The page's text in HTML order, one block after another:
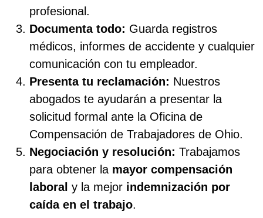
profesional.
Documenta todo: Guarda registros
médicos, informes de accidente y cualquier
comunicación con tu empleador.
Presenta tu reclamación: Nuestros
abogados te ayudarán a presentar la
solicitud formal ante la Oficina de
Compensación de Trabajadores de Ohio.
Negociación y resolución: Trabajamos
para obtener la mayor compensación
laboral y la mejor indemnización por
caída en el trabajo.